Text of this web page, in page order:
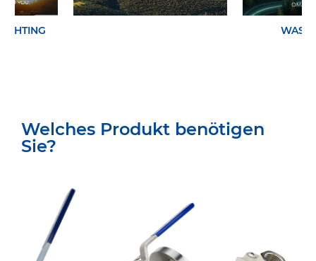
Welches Produkt benötigen
Sie?